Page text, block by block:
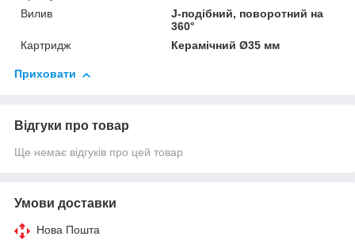
Вилив
J-подібний, поворотний на
360°
Картридж
Керамічний Ø35 мм
Приховати
Відгуки про товар
Ще немає відгуків про цей товар
Умови доставки
Нова Пошта